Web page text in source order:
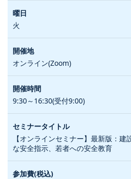
火
オンライン(Zoom)
9:30～16:30(受付9:00)
【オンラインセミナー】最新版：
な安全指示、若者への安全教育